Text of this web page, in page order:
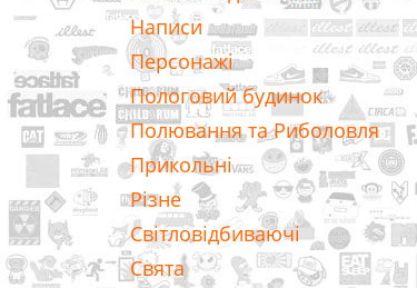
Написи
Персонажі
Пологовий будинок
Полювання та Риболовля
Прикольні
Різне
Світловідбиваючі
Свята